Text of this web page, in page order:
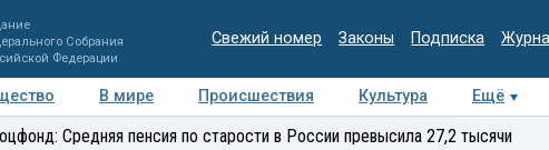
Собрания
Федерации
Свежий номер Законы Подписка
В мире Происшествия Культура Ещё
Регионы Медиацентр Интервью Колумнисты
Средняя пенсия по старости в России превысила 27,2 тысячи